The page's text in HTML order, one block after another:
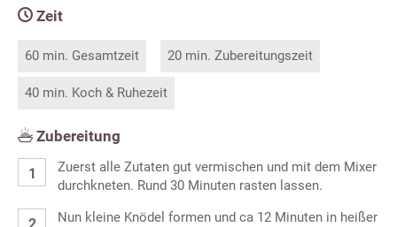
Zeit
60 min. Gesamtzeit 20 min. Zubereitungszeit
40 min. Koch & Ruhezeit
Zubereitung
Zuerst alle Zutaten gut vermischen und mit dem Mixer
durchkneten. Rund 30 Minuten rasten lassen.
Nun kleine Knödel formen und ca 12 Minuten in heißer